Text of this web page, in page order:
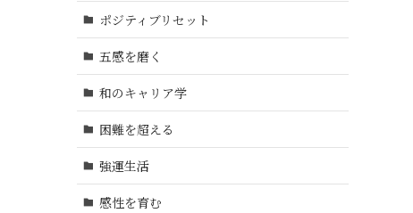
ポジティブリセット
五感を磨く
和のキャリア学
困難を超える
強運生活
感性を育む